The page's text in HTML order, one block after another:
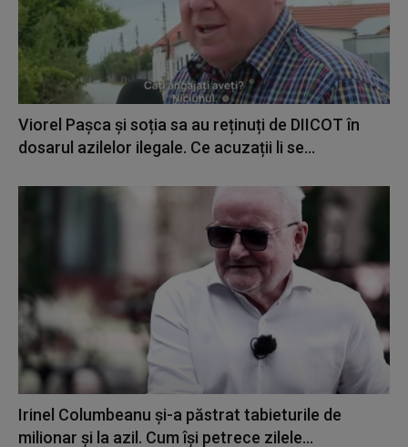
Viorel Pașca și soția sa au reținuți de DIICOT în
dosarul azilelor ilegale. Ce acuzații li se...
Irinel Columbeanu și-a păstrat tabieturile de
milionar și la azil. Cum își petrece zilele...